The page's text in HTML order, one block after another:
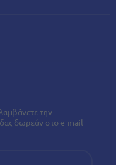
την
δωρεάν στο e-mail